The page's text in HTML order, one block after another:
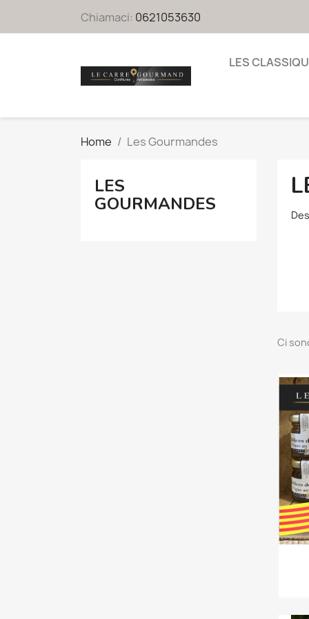
Chiamaci: 0621053630
LES
Home Les Gourmandes
LES
GOURMANDES
Ci